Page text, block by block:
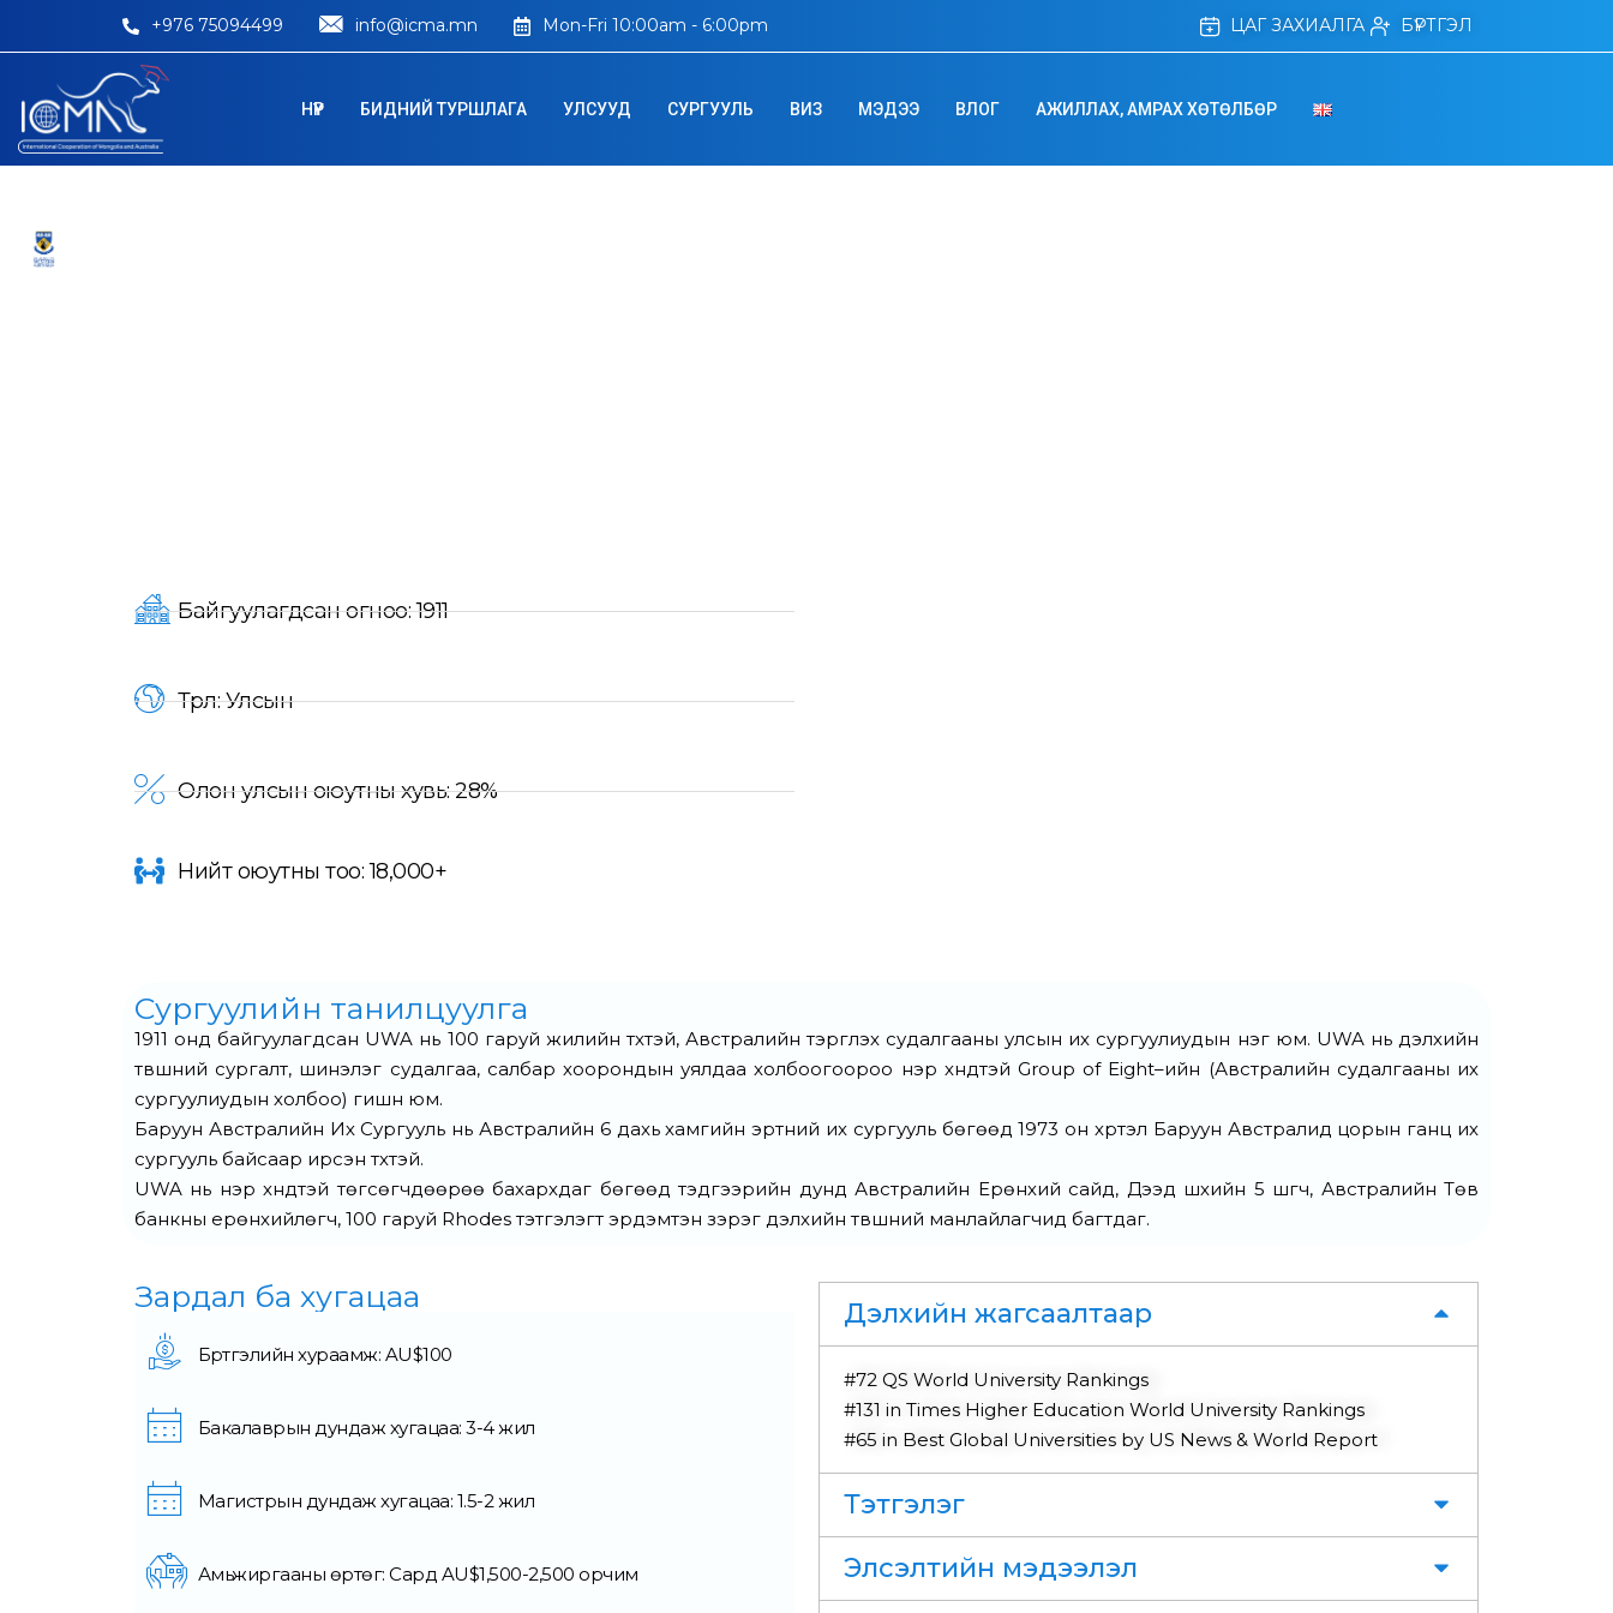
+976 75094499 info@icma.mn Mon-Fri 10:00am - 6:00pm ЦАГ ЗАХИАЛГА БҮРТГЭЛ
НҮҮР БИДНИЙ ТУРШЛАГА УЛСУУД СУРГУУЛЬ ВИЗ МЭДЭЭ ВЛОГ АЖИЛЛАХ, АМРАХ ХӨТӨЛБӨР
Байгуулагдсан огноо: 1911
Төрөл: Улсын
Олон улсын оюутны хувь: 28%
Нийт оюутны тоо: 18,000+
Сургуулийн танилцуулга
1911 онд байгуулагдсан UWA нь 100 гаруй жилийн түүхтэй, Австралийн тэргүүлэх судалгааны улсын их сургуулиудын нэг юм. UWA нь дэлхийн
түвшний сургалт, шинэлэг судалгаа, салбар хоорондын уялдаа холбоогоороо нэр хүндтэй Group of Eight–ийн (Австралийн судалгааны их
сургуулиудын холбоо) гишүүн юм.
Баруун Австралийн Их Сургууль нь Австралийн 6 дахь хамгийн эртний их сургууль бөгөөд 1973 он хүртэл Баруун Австралид цорын ганц их
сургууль байсаар ирсэн түүхтэй.
UWA нь нэр хүндтэй төгсөгчдөөрөө бахархдаг бөгөөд тэдгээрийн дунд Австралийн Ерөнхий сайд, Дээд шүүхийн 5 шүүгч, Австралийн Төв
банкны ерөнхийлөгч, 100 гаруй Rhodes тэтгэлэгт эрдэмтэн зэрэг дэлхийн түвшний манлайлагчид багтдаг.
Зардал ба хугацаа
Бүртгэлийн хураамж: AU$100
Бакалаврын дундаж хугацаа: 3-4 жил
Магистрын дундаж хугацаа: 1.5-2 жил
Амьжиргааны өртөг: Сард AU$1,500-2,500 орчим
Дэлхийн жагсаалтаар
#72 QS World University Rankings
#131 in Times Higher Education World University Rankings
#65 in Best Global Universities by US News & World Report
Тэтгэлэг
Элсэлтийн мэдээлэл